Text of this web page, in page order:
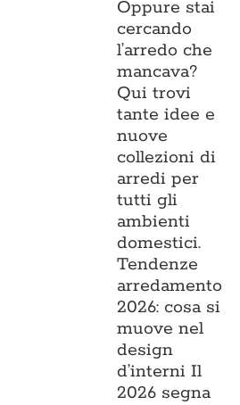
Oppure stai
cercando
l’arredo che
mancava?
Qui trovi
tante idee e
nuove
collezioni di
arredi per
tutti gli
ambienti
domestici.
Tendenze
arredamento
2026: cosa si
muove nel
design
d’interni Il
2026 segna